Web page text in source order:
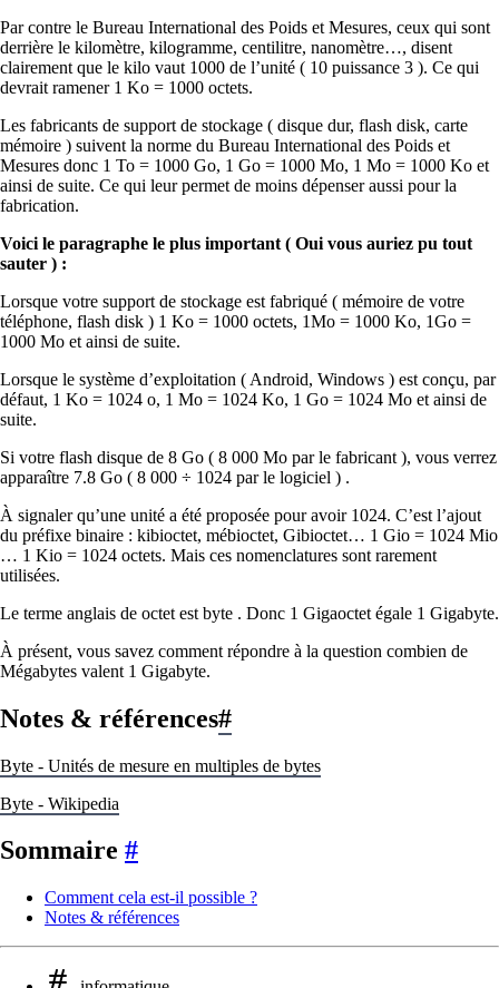
Par contre le Bureau International des Poids et Mesures, ceux qui sont
derrière le kilomètre, kilogramme, centilitre, nanomètre…, disent
clairement que le kilo vaut 1000 de l’unité ( 10 puissance 3 ). Ce qui
devrait ramener 1 Ko = 1000 octets.
Les fabricants de support de stockage ( disque dur, flash disk, carte
mémoire ) suivent la norme du Bureau International des Poids et
Mesures donc 1 To = 1000 Go, 1 Go = 1000 Mo, 1 Mo = 1000 Ko et
ainsi de suite. Ce qui leur permet de moins dépenser aussi pour la
fabrication.
Voici le paragraphe le plus important ( Oui vous auriez pu tout
sauter ) :
Lorsque votre support de stockage est fabriqué ( mémoire de votre
téléphone, flash disk ) 1 Ko = 1000 octets, 1Mo = 1000 Ko, 1Go =
1000 Mo et ainsi de suite.
Lorsque le système d’exploitation ( Android, Windows ) est conçu, par
défaut, 1 Ko = 1024 o, 1 Mo = 1024 Ko, 1 Go = 1024 Mo et ainsi de
suite.
Si votre flash disque de 8 Go ( 8 000 Mo par le fabricant ), vous verrez
apparaître 7.8 Go ( 8 000 ÷ 1024 par le logiciel ) .
À signaler qu’une unité a été proposée pour avoir 1024. C’est l’ajout
du préfixe binaire : kibioctet, mébioctet, Gibioctet… 1 Gio = 1024 Mio
… 1 Kio = 1024 octets. Mais ces nomenclatures sont rarement
utilisées.
Le terme anglais de octet est byte . Donc 1 Gigaoctet égale 1 Gigabyte.
À présent, vous savez comment répondre à la question combien de
Mégabytes valent 1 Gigabyte.
Notes & références#
Byte - Unités de mesure en multiples de bytes
Byte - Wikipedia
Sommaire #
Comment cela est-il possible ?
Notes & références